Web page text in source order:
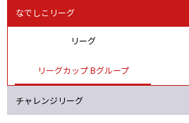
なでしこリーグ
リーグ
リーグカップ Bグループ
チャレンジリーグ